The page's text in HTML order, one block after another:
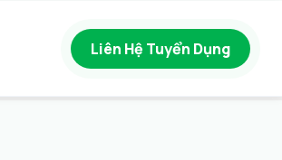
Liên Hệ Tuyển Dụng